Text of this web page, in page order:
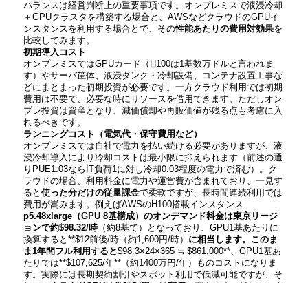
バランスは経営判断上の重要事項です。オンプレミスで液浸冷却
＋GPUクラスタを構築する場合と、AWSなどクラウドのGPUイ
ンスタンスを利用する場合とで、その性能あたりの費用対効果を
比較してみます。
初期導入コスト
オンプレミスではGPUカード（H100は1基数万ドルと言われま
す）やサーバ筐体、液浸タンク・冷却設備、コンテナ設置工事な
どにまとまった初期投資が必要です。一方クラウド利用では初期
費用は不要で、必要な時にリソースを借用できます。ただしオン
プレ投資は資産となり、減価償却や再販価値が残る点も考慮に入
れるべきです。
ランニングコスト（電気代・保守費用など）
オンプレミスでは自社で電力を払い続ける必要がありますが、液
浸冷却導入により冷却コストは最小限に抑えられます（前述の通
りPUE1.03ならIT負荷1に対し冷却0.03程度の電力で済む）。ク
ラウドの場合、利用料金に電力や運営費が含まれており、一見す
ると使った分だけの従量課金で柔軟ですが、長時間連続利用では
費用が嵩みます。例えばAWSのH100搭載インスタンス
p5.48xlarge（GPU 8基構成）のオンデマンド料金は東京リージ
ョンで約$98.32/時 （約8基で）となっており、GPU1基あたりに
換算すると**$12前後/時（約1,600円/時） に相当します。このま
ま1年間フル利用すると$98.3×24×365 ≒ $861,000**、GPU1基あ
たりでは**$107,625/年**（約1400万円/年）ものコストになりま
す。実際には長期契約割引やスポット利用で低減可能ですが、そ